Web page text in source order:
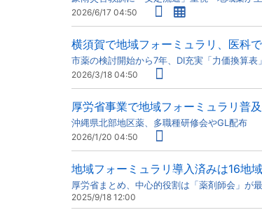
2026/6/17 04:50
横須賀で地域フォーミュラリ、医科
市薬の検討開始から7年、DI充実「力価換算表
2026/3/18 04:50
厚労省事業で地域フォーミュラリ普
沖縄県北部地区薬、多職種研修会やGL配布
2026/1/20 04:50
地域フォーミュラリ導入済みは16地域
厚労省まとめ、中心的役割は「薬剤師会」が
2025/9/18 12:00